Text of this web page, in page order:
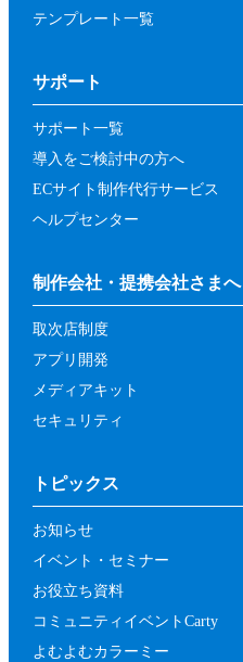
テンプレート一覧
サポート
サポート一覧
導入をご検討中の方へ
ECサイト制作代行サービス
ヘルプセンター
制作会社・提携会社さまへ
取次店制度
アプリ開発
メディアキット
セキュリティ
トピックス
お知らせ
イベント・セミナー
お役立ち資料
コミュニティイベントCarty
よむよむカラーミー